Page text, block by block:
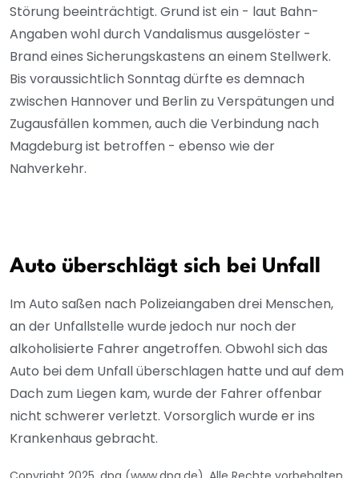
Störung beeinträchtigt. Grund ist ein - laut Bahn-
Angaben wohl durch Vandalismus ausgelöster -
Brand eines Sicherungskastens an einem Stellwerk.
Bis voraussichtlich Sonntag dürfte es demnach
zwischen Hannover und Berlin zu Verspätungen und
Zugausfällen kommen, auch die Verbindung nach
Magdeburg ist betroffen - ebenso wie der
Nahverkehr.
Auto überschlägt sich bei Unfall
Im Auto saßen nach Polizeiangaben drei Menschen,
an der Unfallstelle wurde jedoch nur noch der
alkoholisierte Fahrer angetroffen. Obwohl sich das
Auto bei dem Unfall überschlagen hatte und auf dem
Dach zum Liegen kam, wurde der Fahrer offenbar
nicht schwerer verletzt. Vorsorglich wurde er ins
Krankenhaus gebracht.